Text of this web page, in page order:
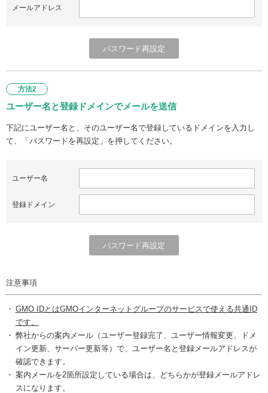
メールアドレス
方法2
ユーザー名と登録ドメインでメールを送信
下記にユーザー名と、そのユーザー名で登録しているドメインを入力し
て、「パスワードを再設定」を押してください。
ユーザー名
登録ドメイン
注意事項
GMO IDとはGMOインターネットグループのサービスで使える共通ID
です。
弊社からの案内メール（ユーザー登録完了、ユーザー情報変更、ドメ
イン更新、サーバー更新等）で、ユーザー名と登録メールアドレスが
確認できます。
案内メールを2箇所設定している場合は、どちらかが登録メールアドレ
スになります。